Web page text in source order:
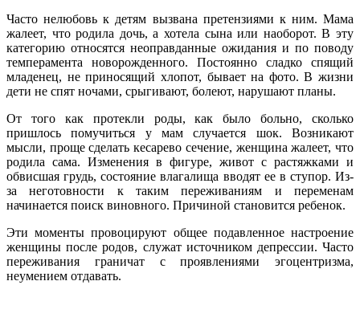
Часто нелюбовь к детям вызвана претензиями к ним. Мама
жалеет, что родила дочь, а хотела сына или наоборот. В эту
категорию относятся неоправданные ожидания и по поводу
темперамента новорожденного. Постоянно сладко спящий
младенец, не приносящий хлопот, бывает на фото. В жизни
дети не спят ночами, срыгивают, болеют, нарушают планы.
От того как протекли роды, как было больно, сколько
пришлось помучиться у мам случается шок. Возникают
мысли, проще сделать кесарево сечение, женщина жалеет, что
родила сама. Изменения в фигуре, живот с растяжками и
обвисшая грудь, состояние влагалища вводят ее в ступор. Из-
за неготовности к таким переживаниям и переменам
начинается поиск виновного. Причиной становится ребенок.
Эти моменты провоцируют общее подавленное настроение
женщины после родов, служат источником депрессии. Часто
переживания граничат с проявлениями эгоцентризма,
неумением отдавать.